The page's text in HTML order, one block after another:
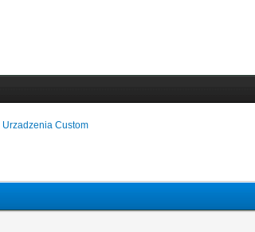
Urzadzenia Custom